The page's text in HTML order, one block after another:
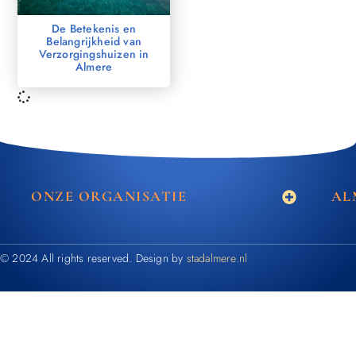
De Betekenis en
Belangrijkheid van
Verzorgingshuizen in
Almere
ONZE ORGANISATIE
© 2024 All rights reserved. Design by stadalmere.nl